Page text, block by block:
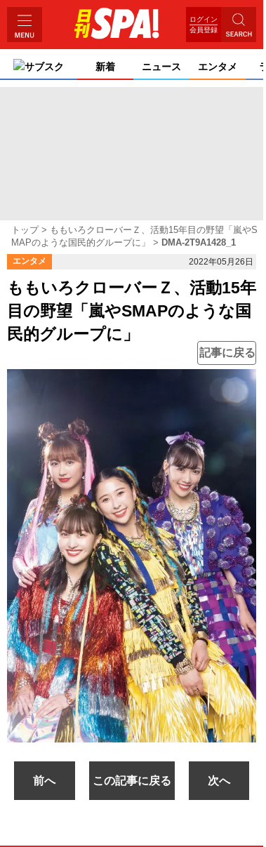
ログイン
会員登録
サブスク 新着 ニュース エンタメ
トップ
ももいろクローバーＺ、活動15年目の野望「嵐やS
MAPのような国民的グループに」
DMA-2T9A1428_1
エンタメ 2022年05月26日
ももいろクローバーＺ、活動15年
目の野望「嵐やSMAPのような国
民的グループに」
記事に戻る
前へ この記事に戻る 次へ